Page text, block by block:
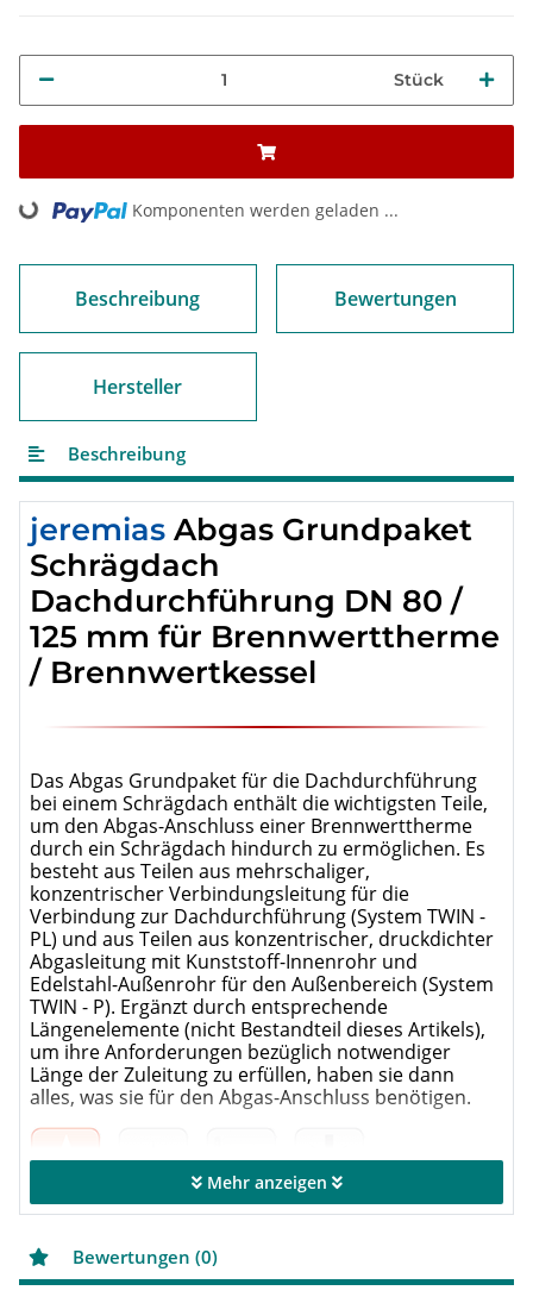
Stück
Loading... Komponenten werden geladen ...
Beschreibung Bewertungen
Hersteller
Beschreibung
jeremias Abgas Grundpaket
Schrägdach
Dachdurchführung DN 80 /
125 mm für Brennwerttherme
/ Brennwertkessel
Das Abgas Grundpaket für die Dachdurchführung
bei einem Schrägdach enthält die wichtigsten Teile,
um den Abgas-Anschluss einer Brennwerttherme
durch ein Schrägdach hindurch zu ermöglichen. Es
besteht aus Teilen aus mehrschaliger,
konzentrischer Verbindungsleitung für die
Verbindung zur Dachdurchführung (System TWIN -
PL) und aus Teilen aus konzentrischer, druckdichter
Abgasleitung mit Kunststoff-Innenrohr und
Edelstahl-Außenrohr für den Außenbereich (System
TWIN - P). Ergänzt durch entsprechende
Längenelemente (nicht Bestandteil dieses Artikels),
um ihre Anforderungen bezüglich notwendiger
Länge der Zuleitung zu erfüllen, haben sie dann
alles, was sie für den Abgas-Anschluss benötigen.
1 × Dachhochführung konzentrisch L=650 mm,
Mehr anzeigen
Bewertungen (0)